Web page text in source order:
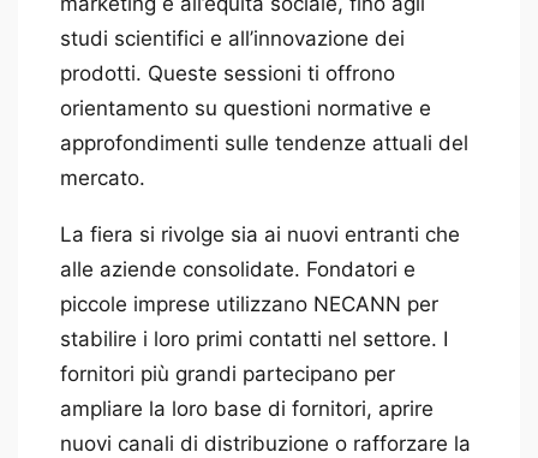
studi scientifici e all’innovazione dei
prodotti. Queste sessioni ti offrono
orientamento su questioni normative e
approfondimenti sulle tendenze attuali del
mercato.
La fiera si rivolge sia ai nuovi entranti che
alle aziende consolidate. Fondatori e
piccole imprese utilizzano NECANN per
stabilire i loro primi contatti nel settore. I
fornitori più grandi partecipano per
ampliare la loro base di fornitori, aprire
nuovi canali di distribuzione o rafforzare la